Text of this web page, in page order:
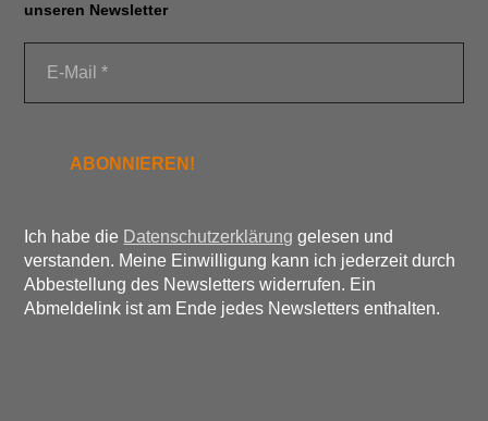
unseren Newsletter
Ich habe die Datenschutzerklärung gelesen und
verstanden. Meine Einwilligung kann ich jederzeit durch
Abbestellung des Newsletters widerrufen. Ein
Abmeldelink ist am Ende jedes Newsletters enthalten.